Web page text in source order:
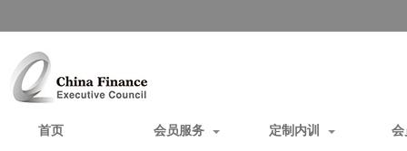
首页 会员服务 定制内训